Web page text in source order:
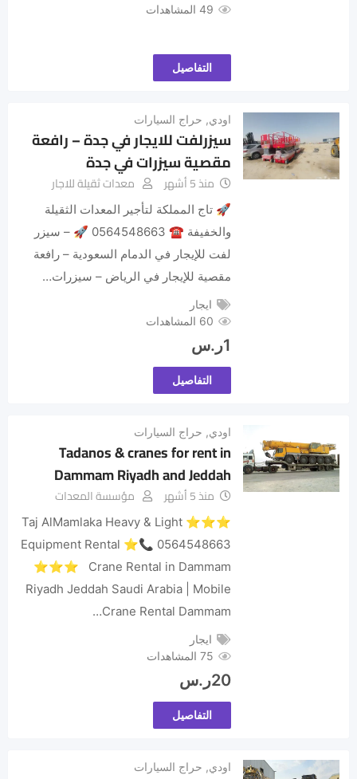
49 المشاهدات
التفاصيل
اودي, حراج السيارات
سيزرلفت للايجار في جدة – رافعة
مقصية سيزرات في جدة
منذ 5 أشهر معدات ثقيلة للاجار
🚀 تاج المملكة لتأجير المعدات الثقيلة
والخفيفة ☎ 0564548663 🚀 – سيزر
لفت للإيجار في الدمام السعودية – رافعة
مقصية للإيجار في الرياض – سيزرات…
ايجار
60 المشاهدات
1ر.س
التفاصيل
اودي, حراج السيارات
Tadanos & cranes for rent in
Dammam Riyadh and Jeddah
منذ 5 أشهر مؤسسة المعدات
⭐⭐⭐ Taj AlMamlaka Heavy & Light
Equipment Rental ⭐📞 0564548663
⭐⭐⭐ Crane Rental in Dammam
Riyadh Jeddah Saudi Arabia | Mobile
Crane Rental Dammam…
ايجار
75 المشاهدات
20ر.س
التفاصيل
اودي, حراج السيارات